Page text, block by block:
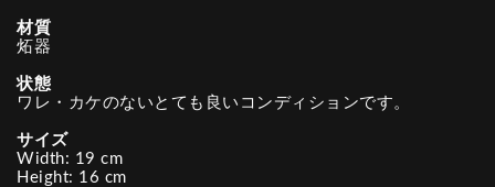
材質
炻器
状態
ワレ・カケのないとても良いコンディションです。
サイズ
Width: 19 cm
Height: 16 cm